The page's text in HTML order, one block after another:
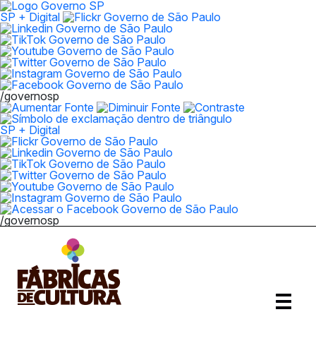
SP + Digital
/governosp
SP + Digital
/governosp